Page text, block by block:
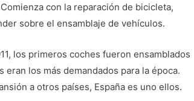
con la reparación de bicicleta,
sobre el ensamblaje de vehículos.
los primeros coches fueron ensamblados
los más demandados para la época.
a otros países, España es uno ellos.